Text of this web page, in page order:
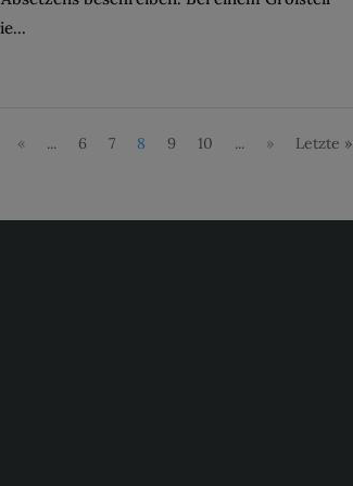
« ... 6 7 8 9 10 ... » Letzte »